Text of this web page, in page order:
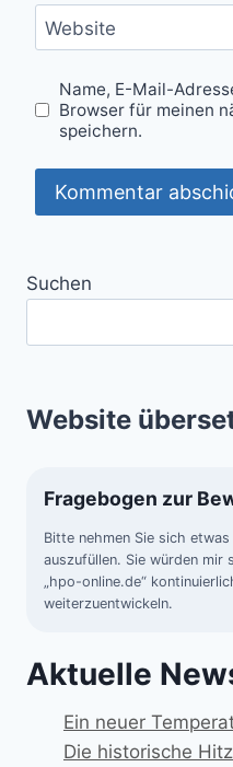
Website
Name, E-Mail-
Browser für meinen
speichern.
Suchen
Website
Fragebogen zur
Bitte nehmen Sie sich
auszufüllen. Sie würden mir
„hpo-online.de“
weiterzuentwickeln.
Aktuelle
Ein neuer
Die historische